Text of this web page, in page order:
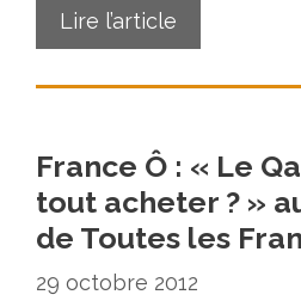
Lire l’article
France Ô : « Le
tout acheter ? »
de Toutes les
29 octobre 2012